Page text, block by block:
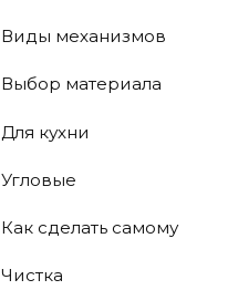
Виды механизмов
Выбор материала
Для кухни
Угловые
Как сделать самому
Чистка